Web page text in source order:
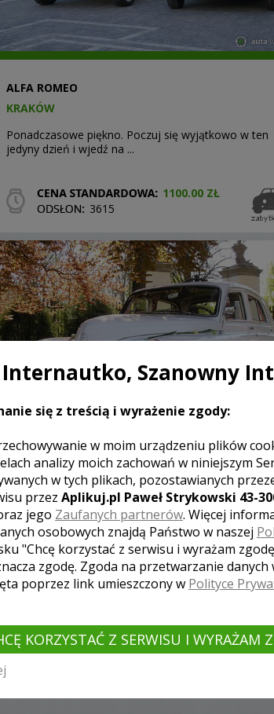
ALFA ROMEO
KRAKÓW
Ponadczasowe piękno. Poczuj się wyjątkowo w ten
jedyny dzień i wjedź na ...
1100.00 ZŁ
3615
WARSZAWA 224 BIAŁA IDEALNA NA ŚLUB
KRAKÓW
Zapraszamy do teraźniejszej podróży w przeszłość!
Wciąż żywa historia, legenda polskiej motoryzacji ...
200.00 ZŁ
Internautko, Szanowny
się z treścią i wyrażenie zgody:
w moim urządzeniu plików
analizy moich zachowań w niniejszym
w tych plikach, pozostawianych
przez Aplikuj.pl Paweł Strykowski 43-
jego Zaufanych partnerów. Więcej
osobowych znajdą Państwo w naszej
"Chcę korzystać z serwisu i wyrażam
zgodę. Zgoda na przetwarzanie danych
poprzez link umieszczony w Polityce
KORZYSTAĆ Z SERWISU I WYRAŻAM